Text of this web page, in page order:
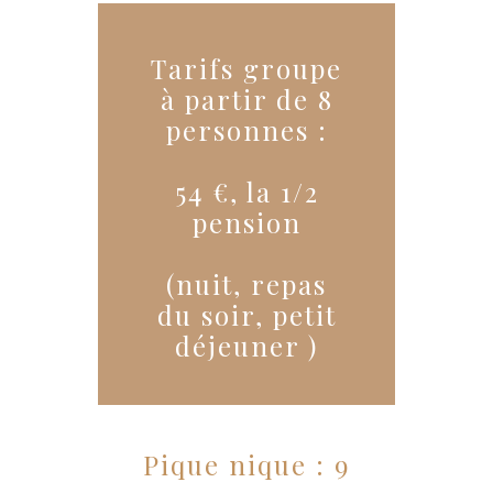
Tarifs groupe
à partir de 8
personnes :
54 €, la 1/2
pension
(nuit, repas
du soir, petit
déjeuner )
Pique nique : 9